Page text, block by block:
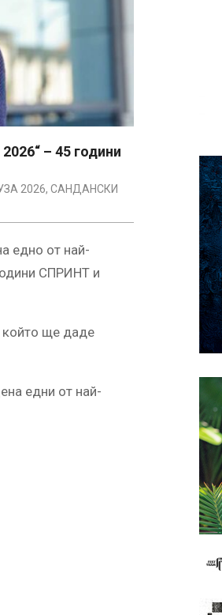
– 45 години
2026, САНДАНСКИ
едно от най-
СПРИНТ и
който ще даде
едни от най-